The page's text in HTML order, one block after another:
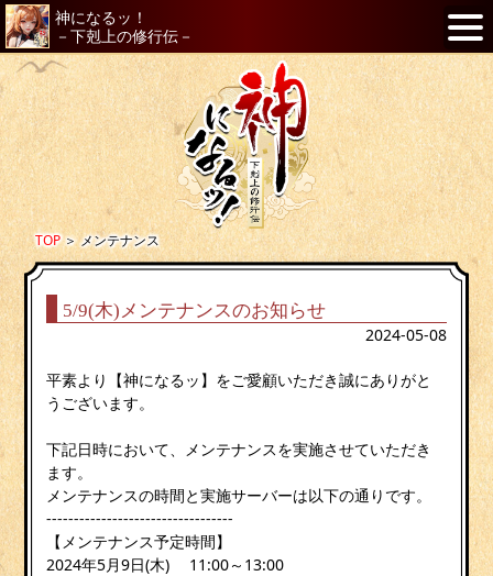
神になるッ！
－下剋上の修行伝－
TOP＞メンテナンス
5/9(木)メンテナンスのお知らせ
2024-05-08
平素より【神になるッ】をご愛顧いただき誠にありがと
うございます。
下記日時において、メンテナンスを実施させていただき
ます。
メンテナンスの時間と実施サーバーは以下の通りです。
----------------------------------
【メンテナンス予定時間】
2024年5月9日(木) 11:00～13:00